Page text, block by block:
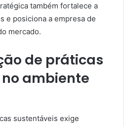
também fortalece a
e posiciona a empresa de
mercado.
de práticas
ambiente
sustentáveis exige